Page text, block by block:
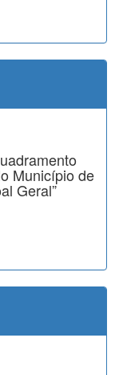
Município de
Geral”